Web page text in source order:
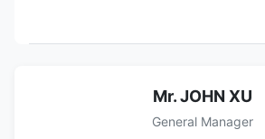
Mr. JOHN XU
General Manager